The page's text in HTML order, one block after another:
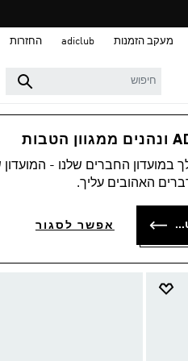
מעקב הזמנות adiclub החזרות
החברים שלנו - המועדון
האהובים עליך.
להתחברות או להצטרפות אפשר לסגור